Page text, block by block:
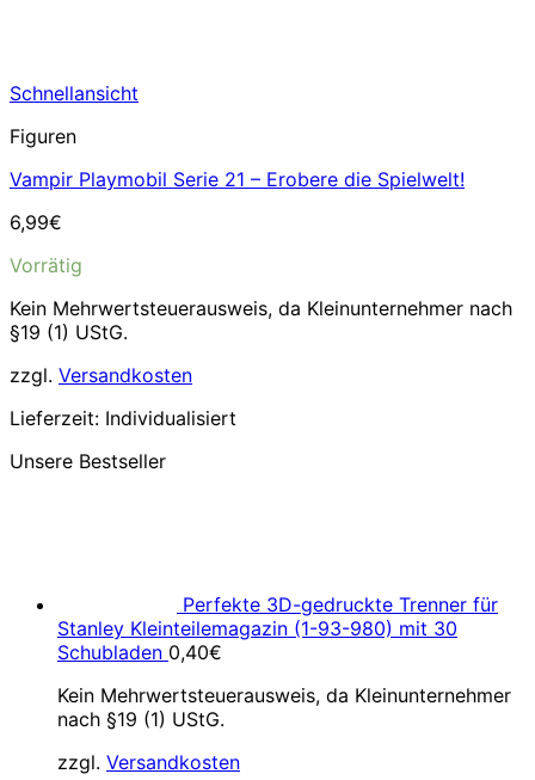
Schnellansicht
Figuren
Vampir Playmobil Serie 21 – Erobere die Spielwelt!
6,99€
Vorrätig
Kein Mehrwertsteuerausweis, da Kleinunternehmer nach
§19 (1) UStG.
zzgl. Versandkosten
Lieferzeit: Individualisiert
Unsere Bestseller
Perfekte 3D-gedruckte Trenner für
Stanley Kleinteilemagazin (1-93-980) mit 30
Schubladen 0,40€
Kein Mehrwertsteuerausweis, da Kleinunternehmer
nach §19 (1) UStG.
zzgl. Versandkosten